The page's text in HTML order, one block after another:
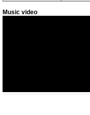
Music video